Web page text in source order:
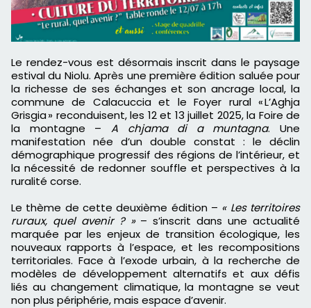
Le rendez-vous est désormais inscrit dans le paysage
estival du Niolu. Après une première édition saluée pour
la richesse de ses échanges et son ancrage local, la
commune de Calacuccia et le Foyer rural « L’Aghja
Grisgia » reconduisent, les 12 et 13 juillet 2025, la Foire de
la montagne – A chjama di a muntagna. Une
manifestation née d’un double constat : le déclin
démographique progressif des régions de l’intérieur, et
la nécessité de redonner souffle et perspectives à la
ruralité corse.
Le thème de cette deuxième édition – « Les territoires
ruraux, quel avenir ? »– s’inscrit dans une actualité
marquée par les enjeux de transition écologique, les
nouveaux rapports à l’espace, et les recompositions
territoriales. Face à l’exode urbain, à la recherche de
modèles de développement alternatifs et aux défis
liés au changement climatique, la montagne se veut
non plus périphérie, mais espace d’avenir.